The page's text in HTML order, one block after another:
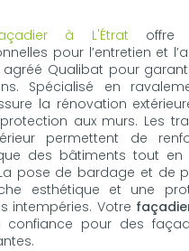
à L'Étrat offre
pour l’entretien et
agréé Qualibat pour
Spécialisé en
la rénovation
aux murs. Les
permettent de
des bâtiments tout en
pose de bardage et de
esthétique et une
intempéries. Votre
confiance pour des